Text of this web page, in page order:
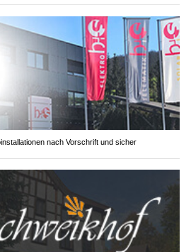
nach Vorschrift und sicher